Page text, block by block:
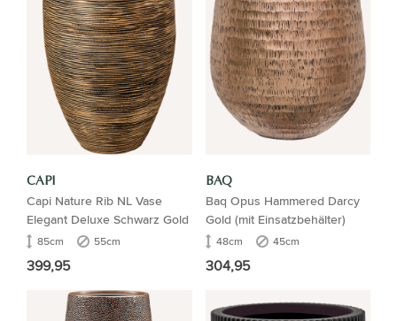
CAPI
Capi Nature Rib NL Vase
Elegant Deluxe Schwarz Gold
85cm 55cm
399,95
BAQ
Baq Opus Hammered Darcy
Gold (mit Einsatzbehälter)
48cm 45cm
304,95